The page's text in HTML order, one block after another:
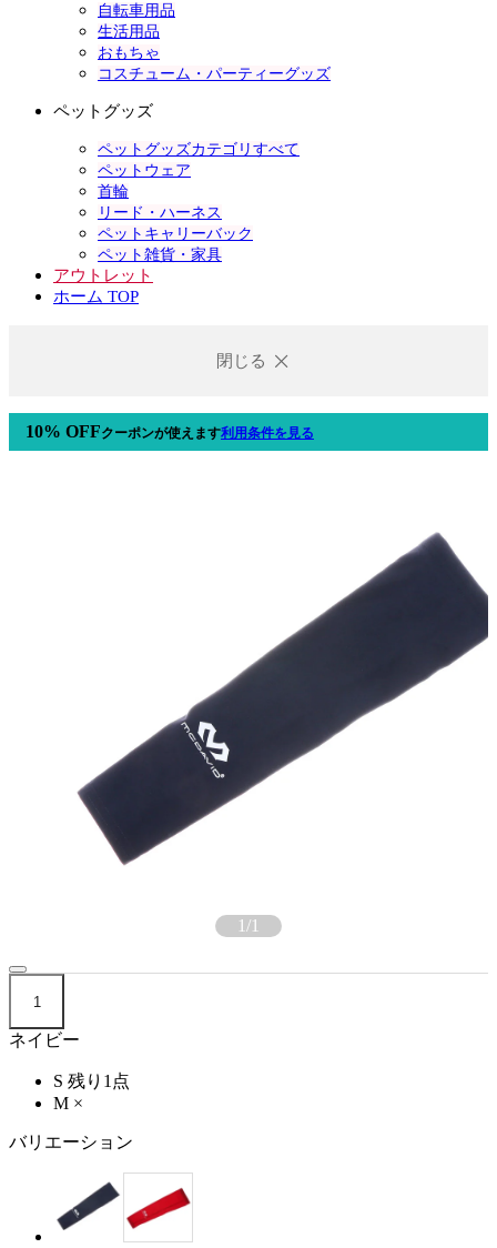
自転車用品
生活用品
おもちゃ
コスチューム・パーティーグッズ
ペットグッズ
ペットグッズカテゴリすべて
ペットウェア
首輪
リード・ハーネス
ペットキャリーバック
ペット雑貨・家具
アウトレット
ホーム TOP
閉じる
10% OFFクーポンが使えます利用条件を見る
1/1
1
ネイビー
S 残り1点
M ×
バリエーション